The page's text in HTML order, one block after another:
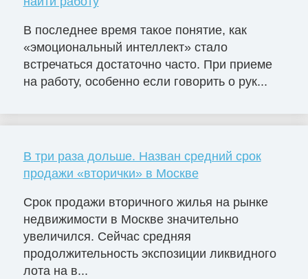
В последнее время такое понятие, как
«эмоциональный интеллект» стало
встречаться достаточно часто. При приеме
на работу, особенно если говорить о рук...
В три раза дольше. Назван средний срок
продажи «вторички» в Москве
Срок продажи вторичного жилья на рынке
недвижимости в Москве значительно
увеличился. Сейчас средняя
продолжительность экспозиции ликвидного
лота на в...